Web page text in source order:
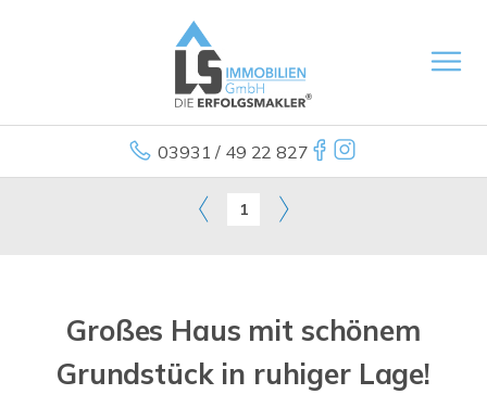
03931 / 49 22 827
1
Großes Haus mit schönem
Grundstück in ruhiger Lage!